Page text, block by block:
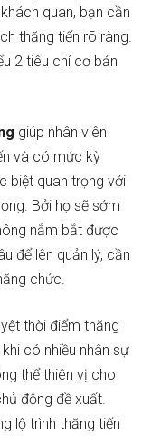
quan, bạn cần
thăng tiến rõ ràng.
2 tiêu chí cơ bản
giúp nhân viên
và có mức kỳ
biệt quan trọng với
Bởi họ sẽ sớm
nắm bắt được
để lên quản lý, cần
chức.
thời điểm thăng
có nhiều nhân sự
thể thiên vị cho
động đề xuất.
lộ trình thăng tiến